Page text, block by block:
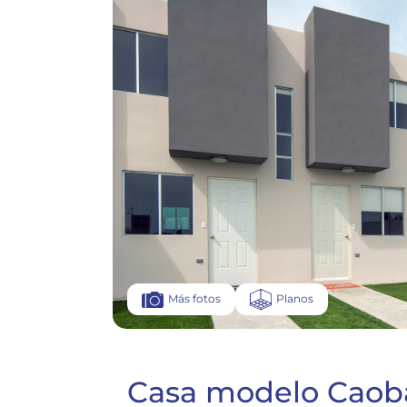
Más fotos Planos
Casa modelo